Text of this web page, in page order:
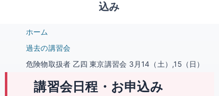
込み
ホーム
過去の講習会
危険物取扱者 乙四 東京講習会 3月14（土）,15（日）
講習会日程・お申込み